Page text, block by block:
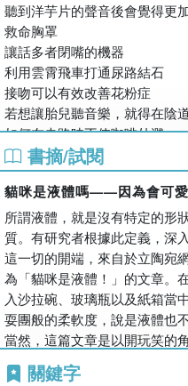
槽的研究頒發「特殊」的獎項
是個相當不正經的科學獎項，
事實上，卻恰好相反。搞笑諾
大眾，科學並非都是相當艱澀
外，也可以給予那些投入在冷
家，自己在做些什麼的舞臺。
各位在閱讀這本書的同時，當
些研究，但希望各位也能夠在
聲。
爾獎，由日本人所貢獻的傑
「酷日本 (Cool Japan)」的
曾在電視或新聞網站上看過
該都會不禁想要在社交網站
死」。比如說，若今天聽到
的胸罩」時，你一定也會不
（笑）」。
研究其實都大有來歷。其中
《Science》等全球最具權
有些科學家似乎認為，「搞
究」，然而事實恰好相反。
讚揚的研究也能具備奇特，
扮演的角色，就是透過滑稽
學研究上。也就是說，優秀
味。
因此，雖然有些候補者會擔
聽到洋芋片的聲音後會覺得更
救命胸罩
讓話多者閉嘴的機器
利用雲霄飛車打通尿路結石
接吻可以有效改善花粉症
若想讓胎兒聽音樂，就得在陰
如何在走路時不使咖啡外濺
改善打鼾的樂器
使用哇沙米做的火災警報器
專欄 從屁股喝的便便奶昔
Part2 怪怪大發現
五歲幼兒每天會流500毫升的
升遷員工時，最好是隨機進行
甩鏈球與擲鐵餅，哪一種頭會
葡萄酒專家令人驚訝的能力
千萬不可以在椰子樹下睡覺
聽歌劇能讓老鼠延長壽命
書摘/試閱
貓咪是液體嗎——因為會可
所謂液體，就是沒有特定的形
質。有研究者根據此定義，深
這一切的開端，來自於立陶宛
為「貓咪是液體！」的文章。
入沙拉碗、玻璃瓶以及紙箱當
耍團般的柔軟度，說是液體也
當然，這篇文章是以開玩笑的
討論：「貓咪是液體嗎？」
來自法國的物理學家馬爾可－
關鍵字